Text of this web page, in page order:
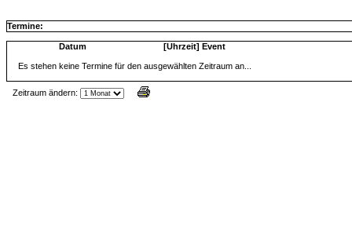
Termine:
Datum [Uhrzeit] Event
Es stehen keine Termine für den ausgewählten Zeitraum an...
Zeitraum ändern: